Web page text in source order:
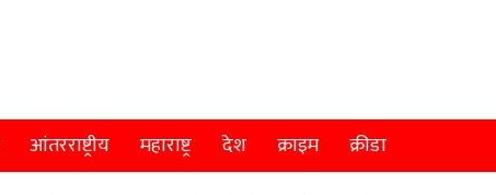
आंतरराष्ट्रीय महाराष्ट्र देश क्राइम क्रीडा